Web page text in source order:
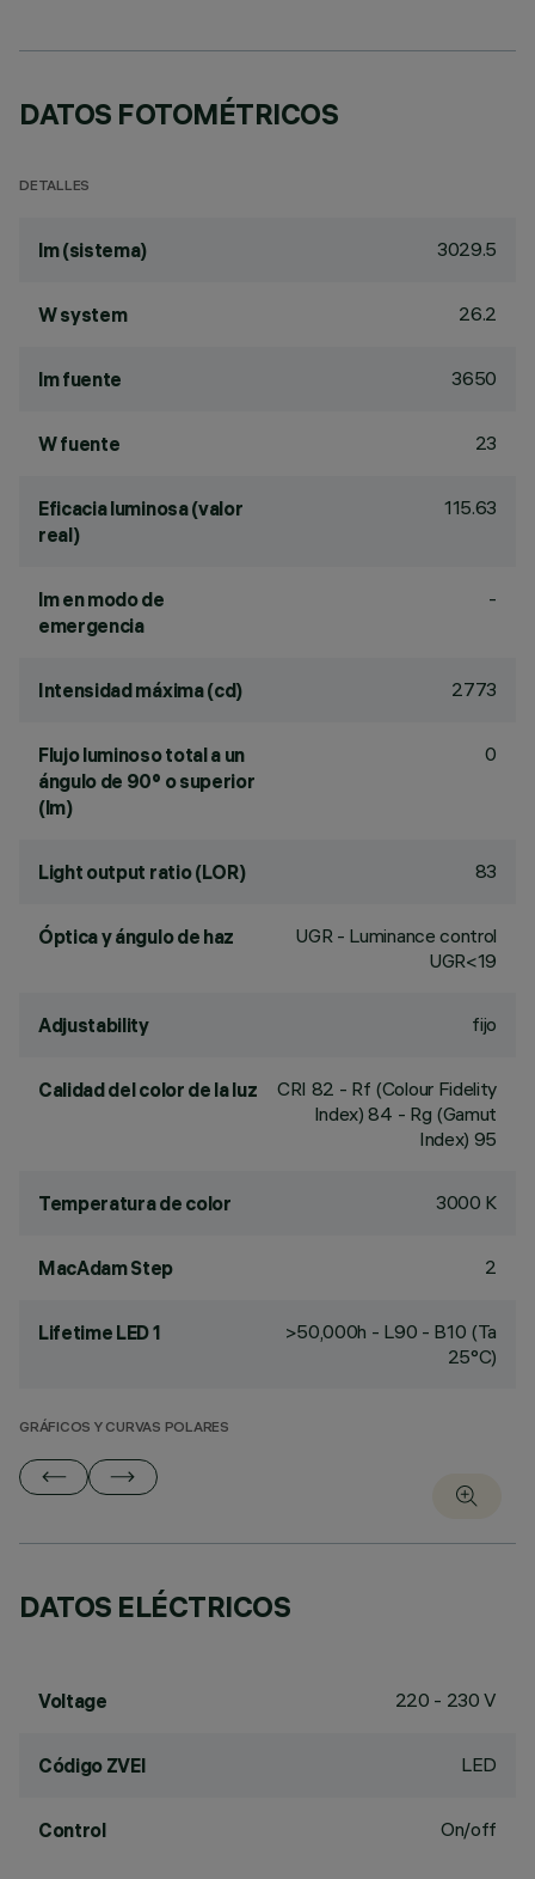
DATOS FOTOMÉTRICOS
DETALLES
lm (sistema) 3029.5
W system 26.2
lm fuente 3650
W fuente 23
Eficacia luminosa (valor
real)
115.63
lm en modo de
emergencia
-
Intensidad máxima (cd) 2773
Flujo luminoso total a un
ángulo de 90° o superior
(lm)
0
Light output ratio (LOR) 83
Óptica y ángulo de haz
UGR - Luminance control
UGR<19
Adjustability fijo
Calidad del color de la luz CRI 82 - Rf (Colour Fidelity
Index) 84 - Rg (Gamut
Index) 95
Temperatura de color 3000 K
MacAdam Step 2
Lifetime LED 1
>50,000h - L90 - B10 (Ta
25°C)
GRÁFICOS Y CURVAS POLARES
DATOS ELÉCTRICOS
Voltage 220 - 230 V
Código ZVEI LED
Control On/off